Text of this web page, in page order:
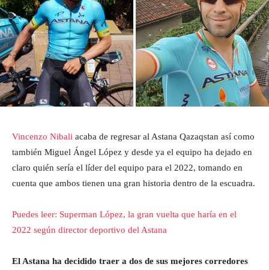
Vincenzo Nibali acaba de regresar al Astana Qazaqstan así como
también Miguel Ángel López y desde ya el equipo ha dejado en
claro quién sería el líder del equipo para el 2022, tomando en
cuenta que ambos tienen una gran historia dentro de la escuadra.
Puedes leer: Superman López, la gran vuelta que haría en el
2022 según director deportivo del Astana
El Astana ha decidido traer a dos de sus mejores corredores